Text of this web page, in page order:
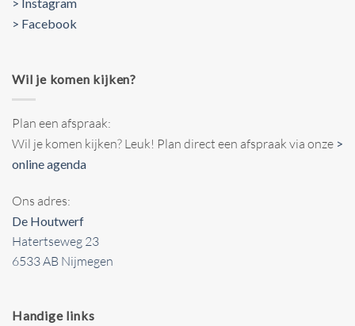
> Instagram
> Facebook
Wil je komen kijken?
Plan een afspraak:
Wil je komen kijken? Leuk! Plan direct een afspraak via onze >
online agenda
Ons adres:
De Houtwerf
Hatertseweg 23
6533 AB Nijmegen
Handige links